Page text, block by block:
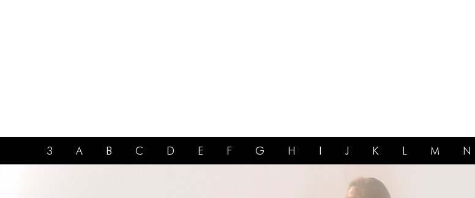
3 A B C D E F G H I J K L M N